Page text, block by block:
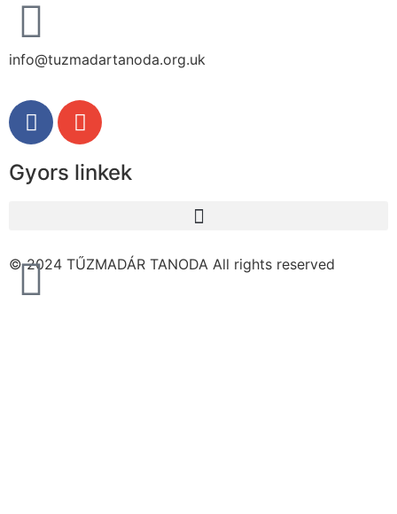
info@tuzmadartanoda.org.uk
Gyors linkek
© 2024 TŰZMADÁR TANODA All rights reserved